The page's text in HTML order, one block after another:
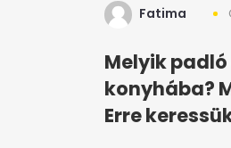
Fatima
Melyik
konyhába?
Erre